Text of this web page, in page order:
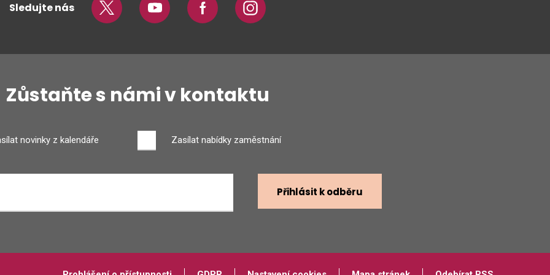
Sledujte nás Twitter Youtube Facebook Instagram
Zůstaňte s námi v kontaktu
novinky z kalendáře Zasílat nabídky zaměstnání
Přihlásit k odběru